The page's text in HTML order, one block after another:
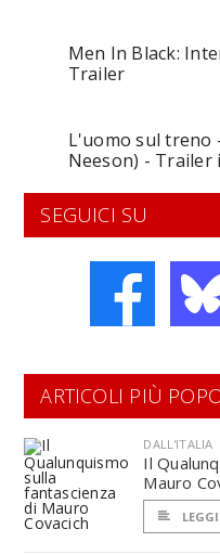
Men In Black:
Trailer
L'uomo sul treno
Neeson) - Trailer
SEGUICI SU
ARTICOLI PIÙ
DALL'ITALIA
Il
Mauro
LEGGI